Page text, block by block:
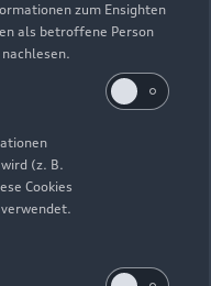
zum Ensighten
als betroffene Person
nachlesen.
(z. B.
Cookies